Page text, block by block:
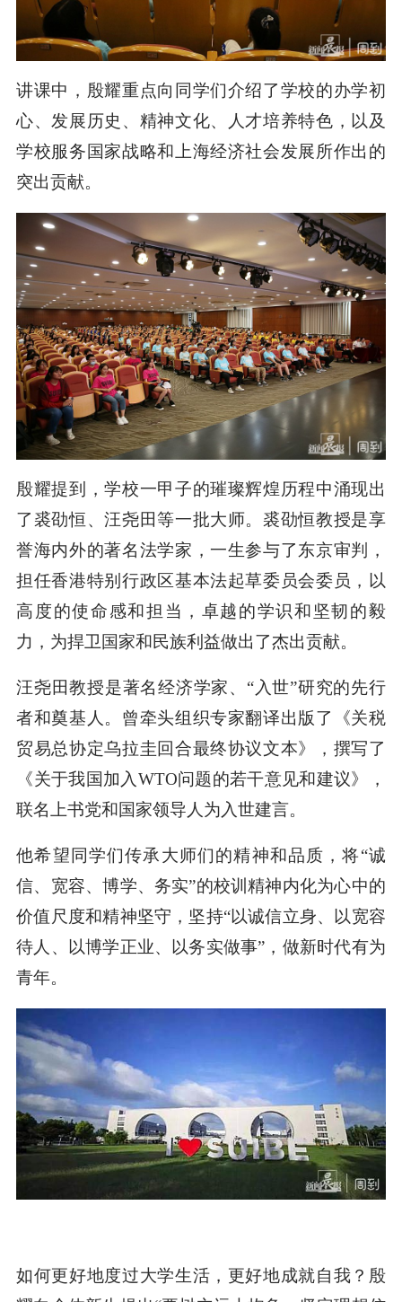
讲课中，殷耀重点向同学们介绍了学校的办学初
心、发展历史、精神文化、人才培养特色，以及
学校服务国家战略和上海经济社会发展所作出的
突出贡献。
殷耀提到，学校一甲子的璀璨辉煌历程中涌现出
了裘劭恒、汪尧田等一批大师。裘劭恒教授是享
誉海内外的著名法学家，一生参与了东京审判，
担任香港特别行政区基本法起草委员会委员，以
高度的使命感和担当，卓越的学识和坚韧的毅
力，为捍卫国家和民族利益做出了杰出贡献。
汪尧田教授是著名经济学家、“入世”研究的先行
者和奠基人。曾牵头组织专家翻译出版了《关税
贸易总协定乌拉圭回合最终协议文本》，撰写了
《关于我国加入WTO问题的若干意见和建议》，
联名上书党和国家领导人为入世建言。
他希望同学们传承大师们的精神和品质，将“诚
信、宽容、博学、务实”的校训精神内化为心中的
价值尺度和精神坚守，坚持“以诚信立身、以宽容
待人、以博学正业、以务实做事”，做新时代有为
青年。
如何更好地度过大学生活，更好地成就自我？殷